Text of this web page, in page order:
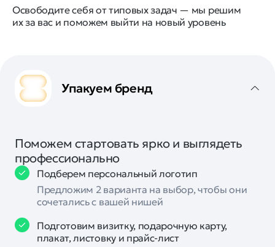
Освободите себя от типовых задач — мы решим
их за вас и поможем выйти на новый уровень
Упакуем бренд
Поможем стартовать ярко и выглядеть
профессионально
Подберем персональный логотип
Предложим 2 варианта на выбор, чтобы они
сочетались с вашей нишей
Подготовим визитку, подарочную карту,
плакат, листовку и прайс-лист